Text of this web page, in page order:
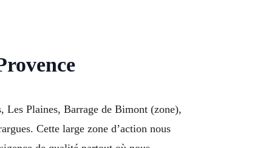
Les Plaines, Barrage de Bimont (zone),
Cette large zone d’action nous